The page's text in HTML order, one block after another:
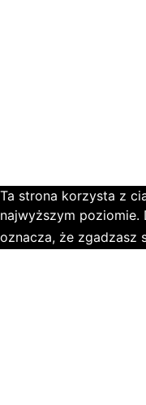
Ta strona korzysta z
najwyższym poziomie.
oznacza, że zgadzasz